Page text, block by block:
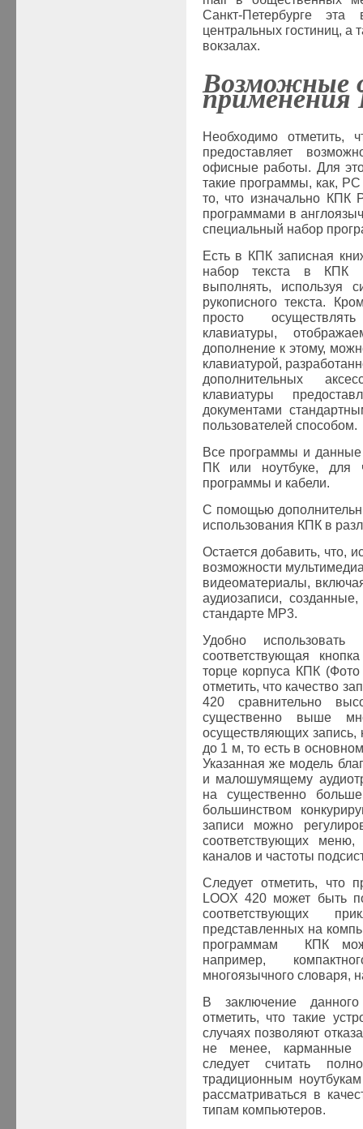
Санкт-Петербурге
центральных гостиниц, а
вокзалах.
Возможные
Необходимо
предоставляет
офисные работы. Для
такие программы, как,
то, что изначально КПК
программами в
специальный набор
Есть в КПК записная
набор текста в КПК
выполнять, используя
рукописного текста.
просто
клавиатуры,
дополнение к этому,
клавиатурой,
дополнительных
клавиатуры
документами
пользователей способом.
Все программы и
ПК или ноутбуке, для
программы и кабели.
С помощью
использования КПК в
Остается добавить, что,
возможности
видеоматериалы,
аудиозаписи,
стандарте MP3.
Удобно
соответствующая
торце корпуса КПК
отметить, что качество
420 сравнительно
существенно выше
осуществляющих запись,
до 1 м, то есть в
Указанная же модель
и малошумящему
на существенно
большинством
записи можно
соответствующих меню,
каналов и частоты
Следует отметить, что
LOOX 420 может быть
соответствующих
представленных на
программам КПК
например,
многоязычного словаря,
В заключение
отметить, что такие
случаях позволяют
не менее, карманные
следует считать
традиционным
рассматриваться в
типам компьютеров.